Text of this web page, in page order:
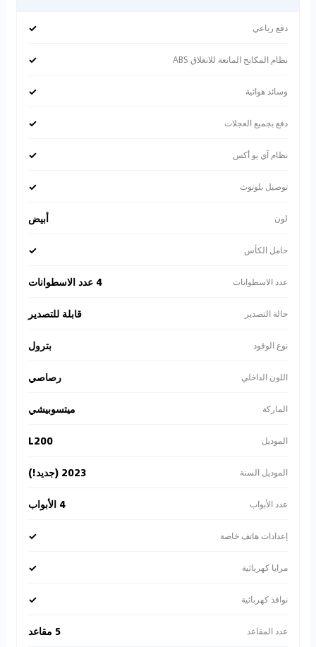
دفع رباعي ✓
نظام المكابح المانعة للانغلاق ABS ✓
وسائد هوائية ✓
دفع بجميع العجلات ✓
نظام آي يو أكس ✓
توصيل بلوتوث ✓
لون أبيض
حامل الكأس ✓
عدد الاسطوانات 4 عدد الاسطوانات
حالة التصدير قابلة للتصدير
نوع الوقود بترول
اللون الداخلي رصاصي
الماركة ميتسوبيشي
الموديل L200
الموديل السنة 2023 (جديد!)
عدد الأبواب 4 الأبواب
إعدادات هاتف خاصة ✓
مرايا كهربائية ✓
نوافذ كهربائية ✓
عدد المقاعد 5 مقاعد